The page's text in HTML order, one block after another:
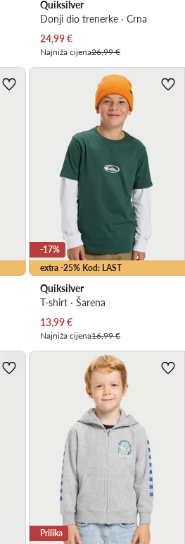
Quiksilver
Donji dio trenerke · Crna
Trenutna cijena
24,99€
Najniža cijena26,99 €
extra -25% Kod: LAST
-17%
Quiksilver
T-shirt · Šarena
Trenutna cijena
13,99€
Najniža cijena16,99 €
Prilika